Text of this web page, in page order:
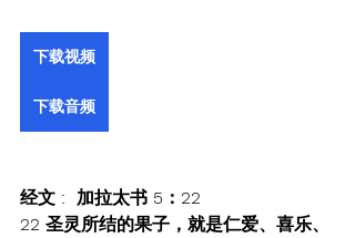
下载视频
下载音频
经文 :  加拉太书 5：22
22 圣灵所结的果子，就是仁爱、喜乐、